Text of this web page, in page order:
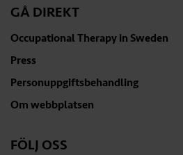
GÅ DIREKT
Occupational Therapy in Sweden
Press
Personuppgiftsbehandling
Om webbplatsen
FÖLJ OSS